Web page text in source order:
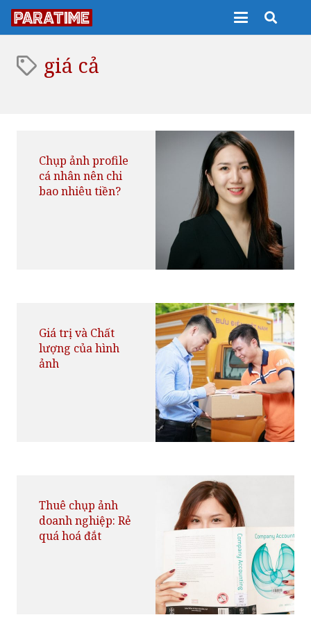
giá cả
Chụp ảnh profile
cá nhân nên chi
bao nhiêu tiền?
Giá trị và Chất
lượng của hình
ảnh
Thuê chụp ảnh
doanh nghiệp: Rẻ
quá hoá đắt